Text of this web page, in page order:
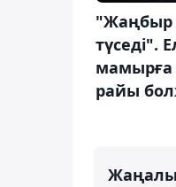
"Жаңбыр
түседі".
мамырға
райы